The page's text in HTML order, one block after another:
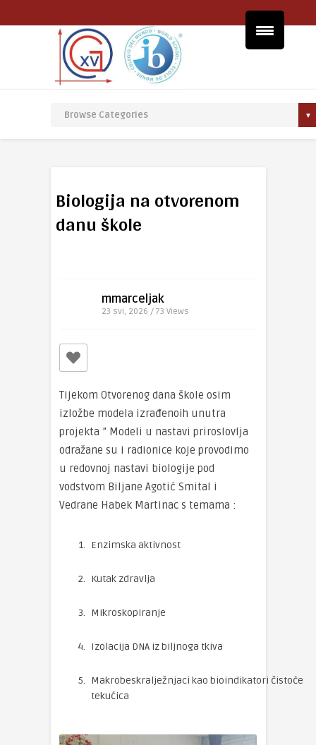
Biologija na otvorenom
danu škole
mmarceljak
23 svi, 2026 / 73 Views
Tijekom Otvorenog dana škole osim
izložbe modela izrađenoih unutra
projekta ” Modeli u nastavi priroslovlja
odražane su i radionice koje provodimo
u redovnoj nastavi biologije pod
vodstvom Biljane Agotić Smital i
Vedrane Habek Martinac s temama :
Enzimska aktivnost
Kutak zdravlja
Mikroskopiranje
Izolacija DNA iz biljnoga tkiva
Makrobeskralježnjaci kao bioindikatori čistoće
tekućica